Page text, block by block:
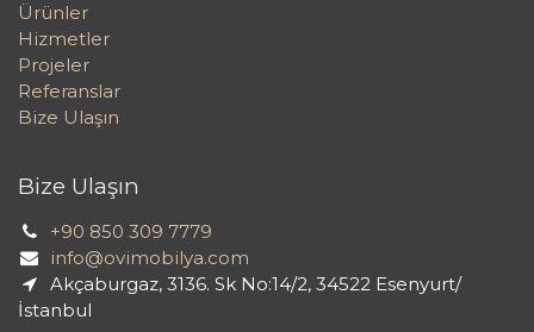
Bize Ulaşın
+90 850 309 7779
info@ovimobilya.com
Akçaburgaz, 3136. Sk No:14/2, 34522 Esenyurt/
İstanbul
Ürünler
Hizmetler
Projeler
Referanslar
Bize Ulaşın